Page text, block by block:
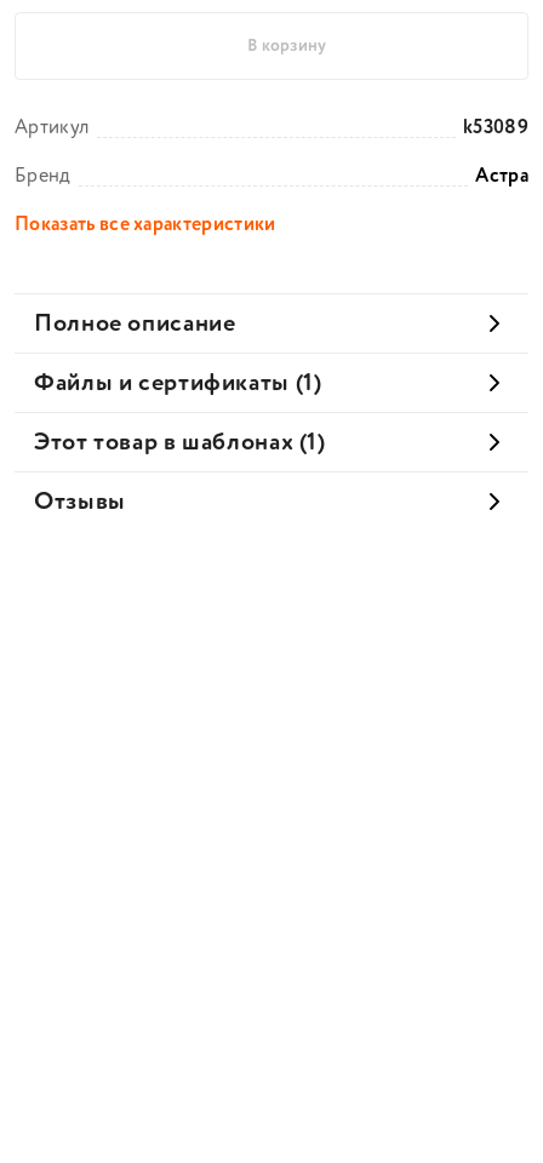
В корзину
Артикул
k53089
Бренд
Астра
Показать все характеристики
Полное описание
Файлы и сертификаты (1)
Этот товар в шаблонах (1)
Отзывы